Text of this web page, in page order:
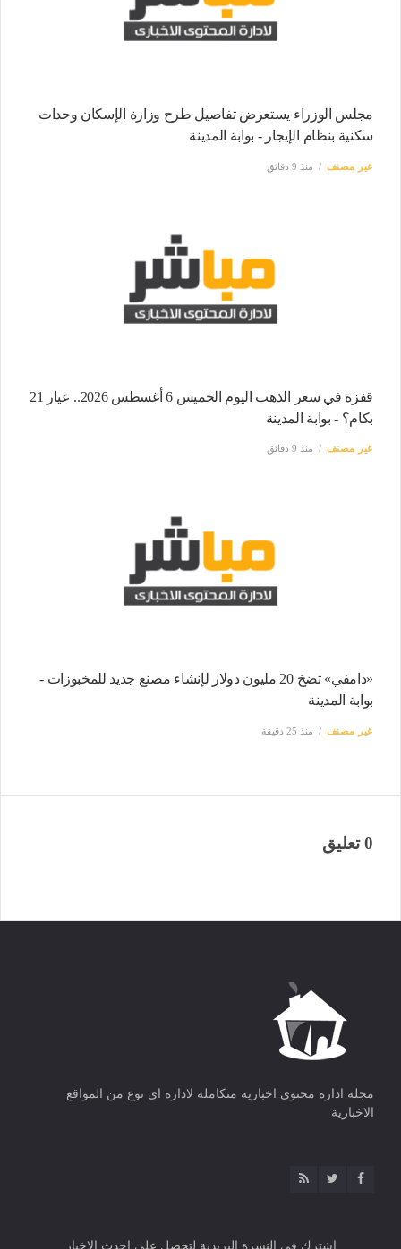
مجلس الوزراء يستعرض تفاصيل طرح وزارة الإسكان وحدات
سكنية بنظام الإيجار - بوابة المدينة
غير مصنف منذ 9 دقائق
قفزة في سعر الذهب اليوم الخميس 6 أغسطس 2026.. عيار 21
بكام؟ - بوابة المدينة
غير مصنف منذ 9 دقائق
«دامفي» تضخ 20 مليون دولار لإنشاء مصنع جديد للمخبوزات -
بوابة المدينة
غير مصنف منذ 25 دقيقة
0 تعليق
مجلة ادارة محتوى اخبارية متكاملة لادارة اى نوع من المواقع
الاخبارية
اشترك فى النشرة البريدية لتحصل على احدث الاخبار